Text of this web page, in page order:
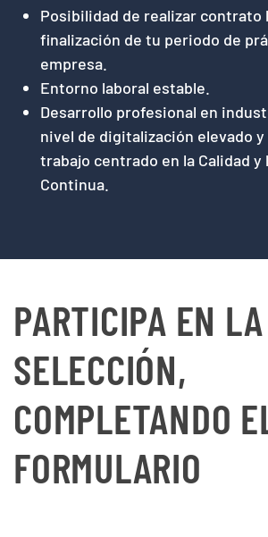
Posibilidad de realizar contrato
finalización de tu periodo de
empresa.
Entorno laboral estable.
Desarrollo profesional en
nivel de digitalización elevado
trabajo centrado en la Calidad y
Continua.
PARTICIPA EN LA
SELECCIÓN,
COMPLETANDO
FORMULARIO